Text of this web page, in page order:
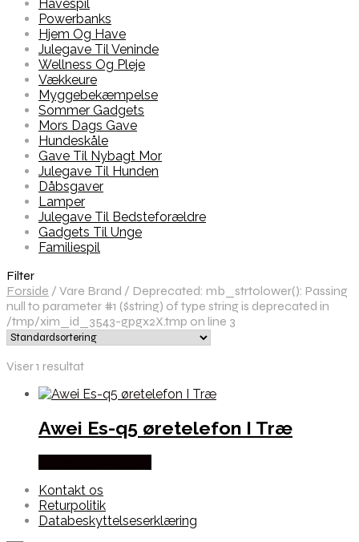
Havespil
Powerbanks
Hjem Og Have
Julegave Til Veninde
Wellness Og Pleje
Vækkeure
Myggebekæmpelse
Sommer Gadgets
Mors Dags Gave
Hundeskåle
Gave Til Nybagt Mor
Julegave Til Hunden
Dåbsgaver
Lamper
Julegave Til Bedsteforældre
Gadgets Til Unge
Familiespil
Filter
Forside / Vare Brand / Deprecated: mb_strtolower(): Passing
null to parameter #1 ($string) of type string is deprecated in
/tmp/xim_id_3543-gpgx2X.tmp on line 3
Viser 1 resultat
Awei Es-q5 øretelefon I Træ
Kontakt os
Returpolitik
Databeskyttelseserklæring